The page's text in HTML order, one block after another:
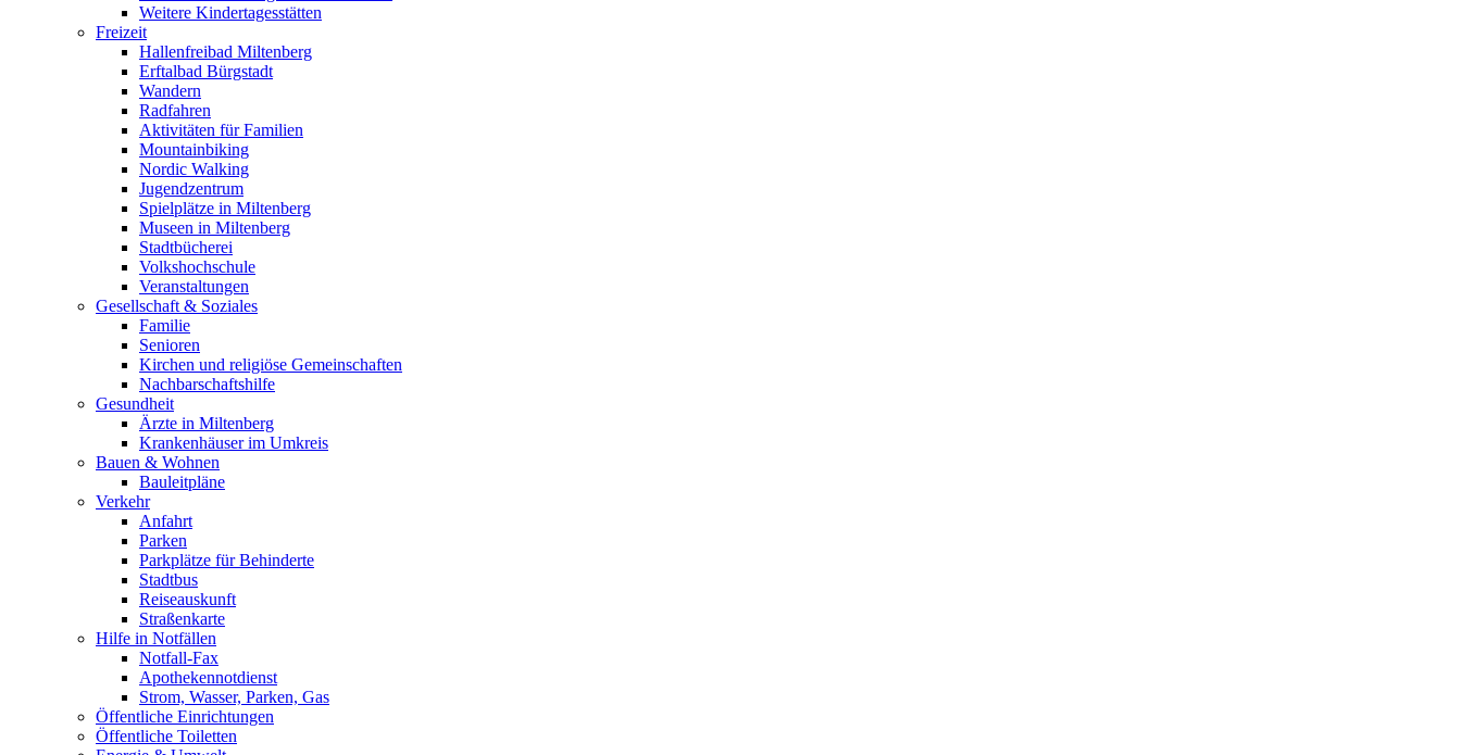
Weitere Kindertagesstätten
Freizeit
Hallenfreibad Miltenberg
Erftalbad Bürgstadt
Wandern
Radfahren
Aktivitäten für Familien
Mountainbiking
Nordic Walking
Jugendzentrum
Spielplätze in Miltenberg
Museen in Miltenberg
Stadtbücherei
Volkshochschule
Veranstaltungen
Gesellschaft & Soziales
Familie
Senioren
Kirchen und religiöse Gemeinschaften
Nachbarschaftshilfe
Gesundheit
Ärzte in Miltenberg
Krankenhäuser im Umkreis
Bauen & Wohnen
Bauleitpläne
Verkehr
Anfahrt
Parken
Parkplätze für Behinderte
Stadtbus
Reiseauskunft
Straßenkarte
Hilfe in Notfällen
Notfall-Fax
Apothekennotdienst
Strom, Wasser, Parken, Gas
Öffentliche Einrichtungen
Öffentliche Toiletten